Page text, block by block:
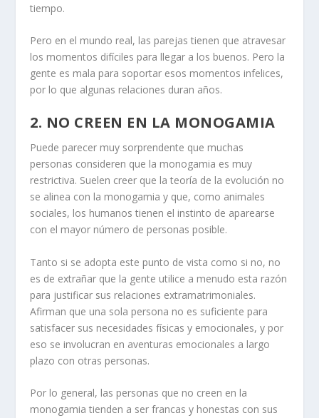
tiempo.
Pero en el mundo real, las parejas tienen que atravesar
los momentos difíciles para llegar a los buenos. Pero la
gente es mala para soportar esos momentos infelices,
por lo que algunas relaciones duran años.
2. NO CREEN EN LA MONOGAMIA
Puede parecer muy sorprendente que muchas
personas consideren que la monogamia es muy
restrictiva. Suelen creer que la teoría de la evolución no
se alinea con la monogamia y que, como animales
sociales, los humanos tienen el instinto de aparearse
con el mayor número de personas posible.
Tanto si se adopta este punto de vista como si no, no
es de extrañar que la gente utilice a menudo esta razón
para justificar sus relaciones extramatrimoniales.
Afirman que una sola persona no es suficiente para
satisfacer sus necesidades físicas y emocionales, y por
eso se involucran en aventuras emocionales a largo
plazo con otras personas.
Por lo general, las personas que no creen en la
monogamia tienden a ser francas y honestas con sus